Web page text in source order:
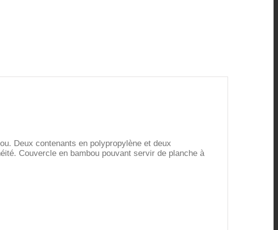
Deux contenants en polypropylène et deux
Couvercle en bambou pouvant servir de planche à